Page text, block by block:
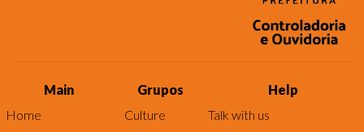
Main
Home
Grupos
Culture
Help
Talk with us